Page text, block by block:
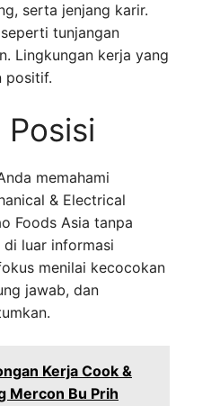
serta jenjang karir.
tunjangan
Lingkungan kerja yang
positif.
Posisi
memahami
& Electrical
Foods Asia tanpa
di luar informasi
menilai kecocokan
jawab, dan
Kerja Cook &
Mercon Bu Prih